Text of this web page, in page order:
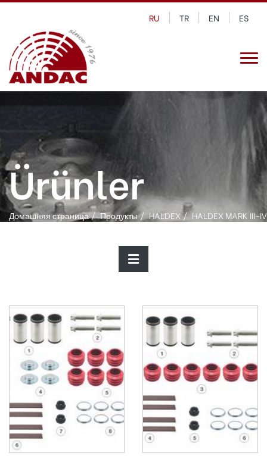
RU TR EN ES
Ürünler
Домашняя страница Продукты HALDEX HALDEX MARK III-IV